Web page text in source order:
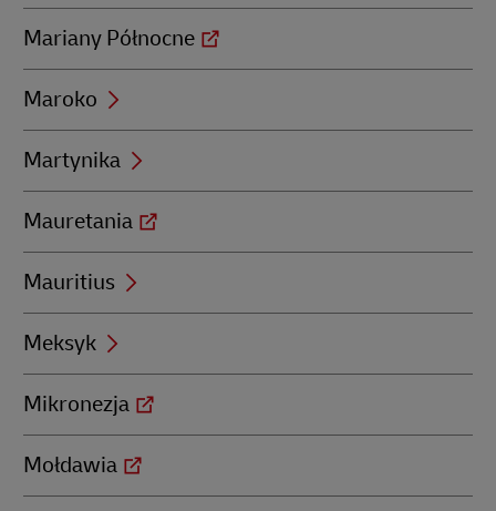
Mariany Północne
Maroko
Martynika
Mauretania
Mauritius
Meksyk
Mikronezja
Mołdawia